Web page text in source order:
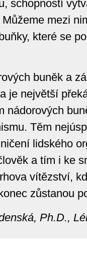
schopností
mezi
které se
buněk a
je největší
nádorových
Těm
lidského
a tím i ke
vítězství,
zůstanou
Ph.D.,